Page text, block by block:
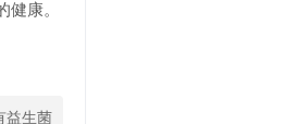
康。
益生菌